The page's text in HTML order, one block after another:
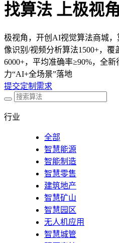
找算法 上极视角
极视角，开创AI视觉算法商城
像识别/视频分析算法1500+，覆
6000+，平均准确率≥90%，全
力“AI+全场景”落地
提交定制需求
行业
全部
智慧能源
智能制造
智慧零售
建筑地产
智慧矿山
智慧园区
无人机应用
智慧城管